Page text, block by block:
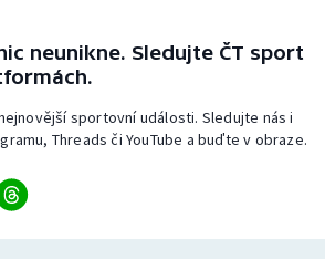
neunikne. Sledujte ČT sport
sportovní události. Sledujte nás i
Threads či YouTube a buďte v obraze.